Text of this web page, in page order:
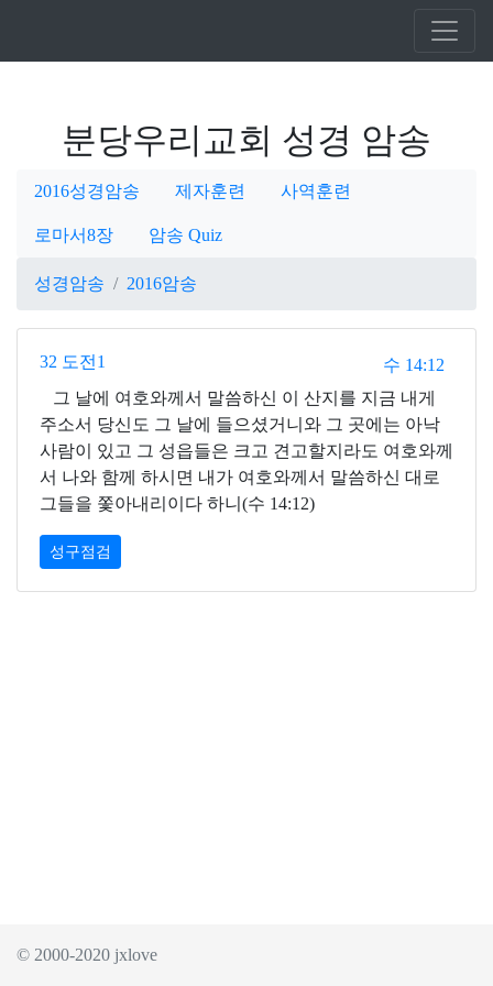
분당우리교회 성경 암송
2016성경암송 제자훈련 사역훈련
로마서8장 암송 Quiz
성경암송 2016암송
32 도전1
수 14:12
그 날에 여호와께서 말씀하신 이 산지를 지금 내게
주소서 당신도 그 날에 들으셨거니와 그 곳에는 아낙
사람이 있고 그 성읍들은 크고 견고할지라도 여호와께
서 나와 함께 하시면 내가 여호와께서 말씀하신 대로
그들을 쫓아내리이다 하니(수 14:12)
성구점검
© 2000-2020 jxlove